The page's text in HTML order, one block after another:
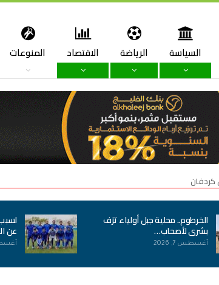
السياسة الرياضة الاقتصاد المنوعات
كردفان
الخرطوم.. محلية جبل أولياء تزف
بشرى لأصحاب…
أغسطس 7, 2026
عن
أغسطس